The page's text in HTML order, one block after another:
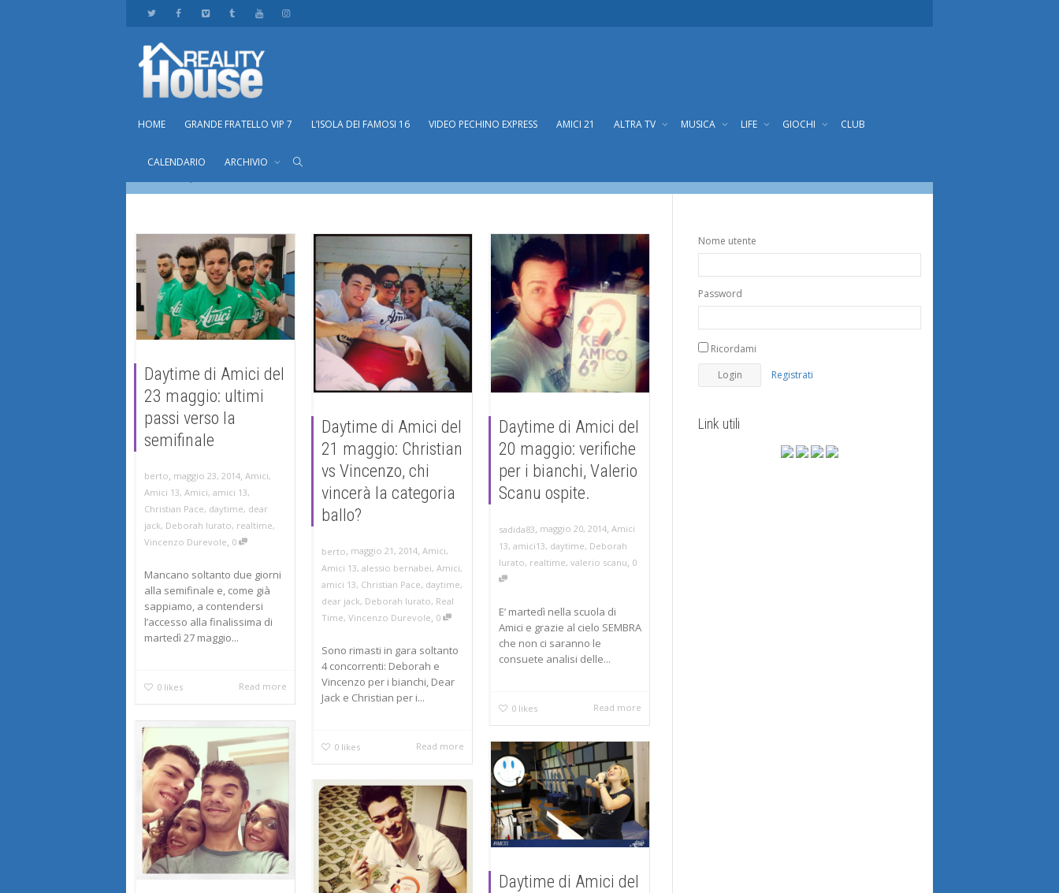
HOME GRANDE FRATELLO VIP 7 L’ISOLA DEI FAMOSI 16 VIDEO PECHINO EXPRESS AMICI 21 ALTRA TV MUSICA LIFE GIOCHI CLUB
CALENDARIO ARCHIVIO
Tag Archive for: daytime
Daytime di Amici del
23 maggio: ultimi
passi verso la
semifinale
berto, maggio 23, 2014, Amici,
Amici 13, Amici, amici 13,
Christian Pace, daytime, dear
jack, Deborah Iurato, realtime,
Vincenzo Durevole, 0
Mancano soltanto due giorni
alla semifinale e, come già
sappiamo, a contendersi
l’accesso alla finalissima di
martedì 27 maggio...
0 likes Read more
Daytime di Amici del
21 maggio: Christian
vs Vincenzo, chi
vincerà la categoria
ballo?
berto, maggio 21, 2014, Amici,
Amici 13, alessio bernabei, Amici,
amici 13, Christian Pace, daytime,
dear jack, Deborah Iurato, Real
Time, Vincenzo Durevole, 0
Sono rimasti in gara soltanto
4 concorrenti: Deborah e
Vincenzo per i bianchi, Dear
Jack e Christian per i...
0 likes Read more
Daytime di Amici del
20 maggio: verifiche
per i bianchi, Valerio
Scanu ospite.
sadida83, maggio 20, 2014, Amici
13, amici13, daytime, Deborah
Iurato, realtime, valerio scanu, 0
E’ martedì nella scuola di
Amici e grazie al cielo SEMBRA
che non ci saranno le
consuete analisi delle...
0 likes Read more
Daytime di Amici del
Nome utente
Password
Ricordami
Registrati
Link utili